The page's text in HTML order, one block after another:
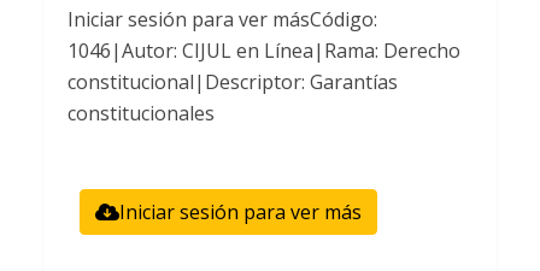
Iniciar sesión para ver másCódigo:
1046|Autor: CIJUL en Línea|Rama: Derecho
constitucional|Descriptor: Garantías
constitucionales
Iniciar sesión para ver más